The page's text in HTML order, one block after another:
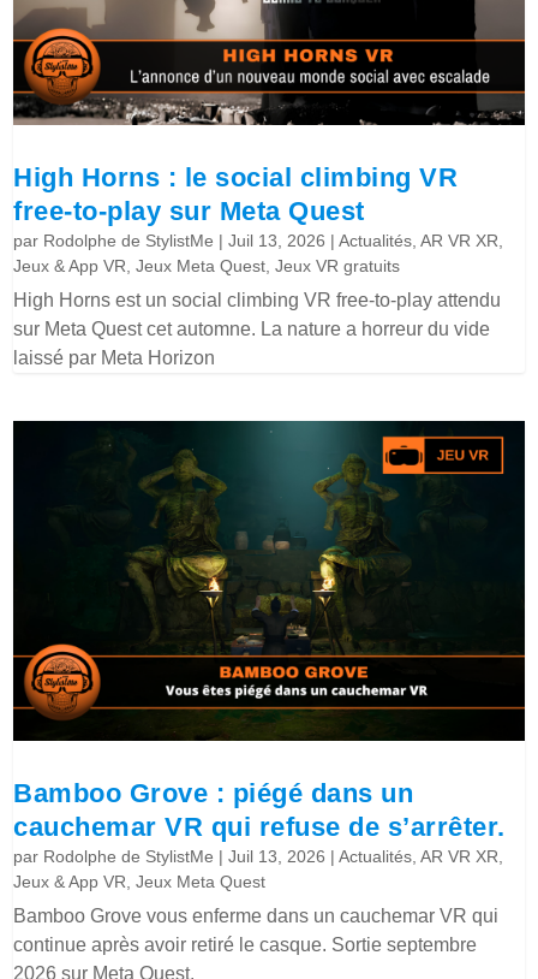
High Horns : le social climbing VR
free-to-play sur Meta Quest
par Rodolphe de StylistMe |Juil 13, 2026 |Actualités,AR VR XR,
Jeux & App VR,Jeux Meta Quest,Jeux VR gratuits
High Horns est un social climbing VR free-to-play attendu
sur Meta Quest cet automne. La nature a horreur du vide
laissé par Meta Horizon
Bamboo Grove : piégé dans un
cauchemar VR qui refuse de s’arrêter.
par Rodolphe de StylistMe |Juil 13, 2026 |Actualités,AR VR XR,
Jeux & App VR,Jeux Meta Quest
Bamboo Grove vous enferme dans un cauchemar VR qui
continue après avoir retiré le casque. Sortie septembre
2026 sur Meta Quest.